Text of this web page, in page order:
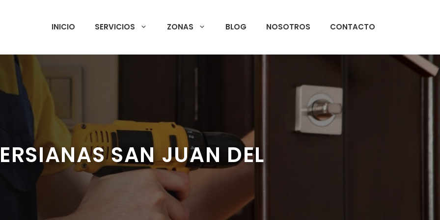
INICIO SERVICIOS ZONAS BLOG NOSOTROS CONTACTO
SAN JUAN DEL